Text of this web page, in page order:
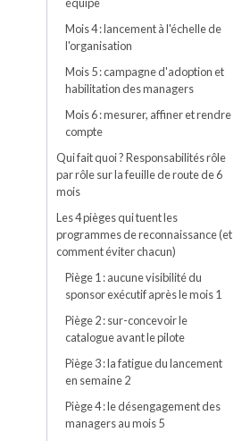
Mois 4 : lancement à l'échelle de
l'organisation
Mois 5 : campagne d'adoption et
habilitation des managers
Mois 6 : mesurer, affiner et rendre
compte
Qui fait quoi ? Responsabilités rôle
par rôle sur la feuille de route de 6
mois
Les 4 pièges qui tuent les
programmes de reconnaissance (et
comment éviter chacun)
Piège 1 : aucune visibilité du
sponsor exécutif après le mois 1
Piège 2 : sur-concevoir le
catalogue avant le pilote
Piège 3 : la fatigue du lancement
en semaine 2
Piège 4 : le désengagement des
managers au mois 5